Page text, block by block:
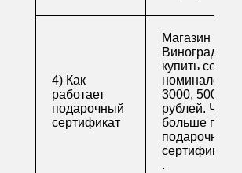
4) Как
работает
подарочный
сертификат
Магазин
Виноград
купить
номиналом
3000, 5000 и
рублей.
больше про
подарочные
сертификаты
.